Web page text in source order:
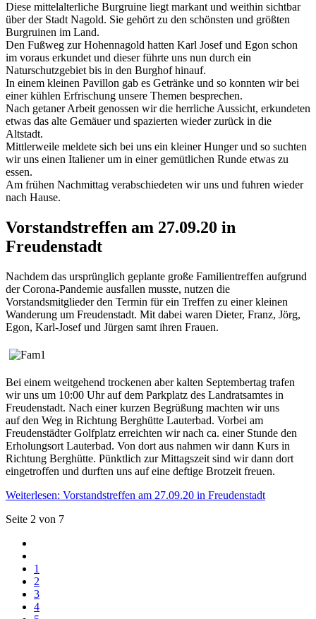
Diese mittelalterliche Burgruine liegt markant und weithin sichtbar
über der Stadt Nagold. Sie gehört zu den schönsten und größten
Burgruinen im Land.
Den Fußweg zur Hohennagold hatten Karl Josef und Egon schon
im voraus erkundet und dieser führte uns nun durch ein
Naturschutzgebiet bis in den Burghof hinauf.
In einem kleinen Pavillon gab es Getränke und so konnten wir bei
einer kühlen Erfrischung unsere Themen besprechen.
Nach getaner Arbeit genossen wir die herrliche Aussicht, erkundeten
etwas das alte Gemäuer und spazierten wieder zurück in die
Altstadt.
Mittlerweile meldete sich bei uns ein kleiner Hunger und so suchten
wir uns einen Italiener um in einer gemütlichen Runde etwas zu
essen.
Am frühen Nachmittag verabschiedeten wir uns und fuhren wieder
nach Hause.
Vorstandstreffen am 27.09.20 in
Freudenstadt
Nachdem das ursprünglich geplante große Familientreffen aufgrund
der Corona-Pandemie ausfallen musste, nutzen die
Vorstandsmitglieder den Termin für ein Treffen zu einer kleinen
Wanderung um Freudenstadt. Mit dabei waren Dieter, Franz, Jörg,
Egon, Karl-Josef und Jürgen samt ihren Frauen.
Bei einem weitgehend trockenen aber kalten Septembertag trafen
wir uns um 10:00 Uhr auf dem Parkplatz des Landratsamtes in
Freudenstadt. Nach einer kurzen Begrüßung machten wir uns
auf den Weg in Richtung Berghütte Lauterbad. Vorbei am
Freudenstädter Golfplatz erreichten wir nach ca. einer Stunde den
Erholungsort Lauterbad. Von dort aus nahmen wir dann Kurs in
Richtung Berghütte. Pünktlich zur Mittagszeit sind wir dann dort
eingetroffen und durften uns auf eine deftige Brotzeit freuen.
Weiterlesen: Vorstandstreffen am 27.09.20 in Freudenstadt
Seite 2 von 7
1
2
3
4